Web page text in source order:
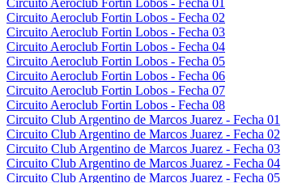
Circuito Aeroclub Fortin Lobos - Fecha 01
Circuito Aeroclub Fortin Lobos - Fecha 02
Circuito Aeroclub Fortin Lobos - Fecha 03
Circuito Aeroclub Fortin Lobos - Fecha 04
Circuito Aeroclub Fortin Lobos - Fecha 05
Circuito Aeroclub Fortin Lobos - Fecha 06
Circuito Aeroclub Fortin Lobos - Fecha 07
Circuito Aeroclub Fortin Lobos - Fecha 08
Circuito Club Argentino de Marcos Juarez - Fecha 01
Circuito Club Argentino de Marcos Juarez - Fecha 02
Circuito Club Argentino de Marcos Juarez - Fecha 03
Circuito Club Argentino de Marcos Juarez - Fecha 04
Circuito Club Argentino de Marcos Juarez - Fecha 05